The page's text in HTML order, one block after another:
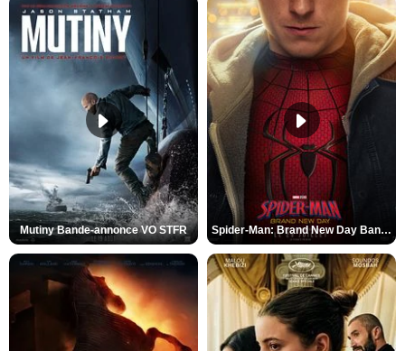
Mutiny Bande-annonce VO STFR Spider-Man: Brand New Day Bande-annonce VO STFR